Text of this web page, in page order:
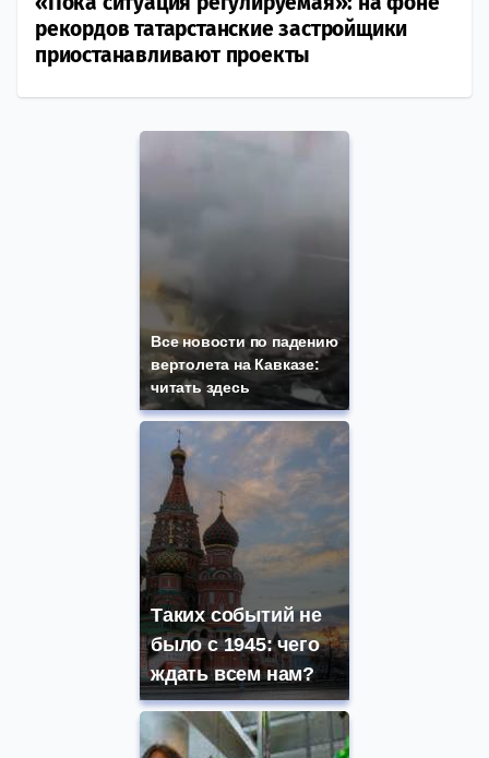
рекордов татарстанские застройщики
приостанавливают проекты
Все новости по падению
вертолета на Кавказе:
читать здесь
Таких событий не
было с 1945: чего
ждать всем нам?